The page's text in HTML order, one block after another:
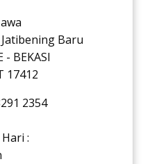
Baru
- BEKASI
17412
2354
: